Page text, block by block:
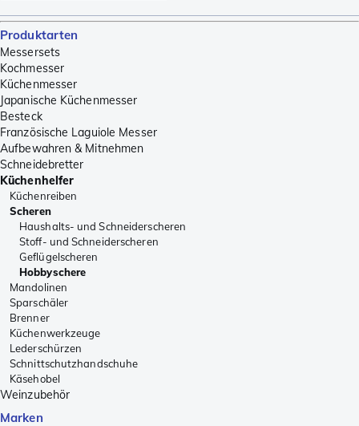
Produktarten
Messersets
Kochmesser
Küchenmesser
Japanische Küchenmesser
Besteck
Französische Laguiole Messer
Aufbewahren & Mitnehmen
Schneidebretter
Küchenhelfer
Küchenreiben
Scheren
Haushalts- und Schneiderscheren
Stoff- und Schneiderscheren
Geflügelscheren
Hobbyschere
Mandolinen
Sparschäler
Brenner
Küchenwerkzeuge
Lederschürzen
Schnittschutzhandschuhe
Käsehobel
Weinzubehör
Marken